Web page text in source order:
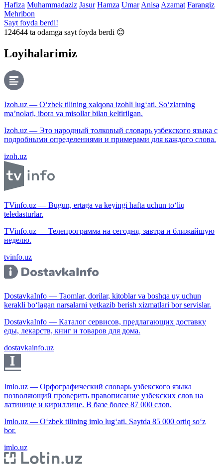
Hafiza Muhammadaziz Jasur Hamza UmarAnisaAzamat Farangiz
Mehribon
Sayt foyda berdi!
124644 ta odamga sayt foyda berdi 😊
Loyihalarimiz
Izoh.uz — O‘zbek tilining xalqona izohli lug‘ati. So‘zlarning
ma’nolari, ibora va misollar bilan keltirilgan.
Izoh.uz — Это народный толковый словарь узбекского языка с
подробными определениями и примерами для каждого слова.
izoh.uz
TVinfo.uz — Bugun, ertaga va keyingi hafta uchun to‘liq
teledasturlar.
TVinfo.uz — Телепрограмма на сегодня, завтра и ближайшую
неделю.
tvinfo.uz
DostavkaInfo — Taomlar, dorilar, kitoblar va boshqa uy uchun
kerakli bo‘lagan narsalarni yetkazib berish xizmatlari bor servislar.
DostavkaInfo — Каталог сервисов, предлагающих доставку
еды, лекарств, книг и товаров для дома.
dostavkainfo.uz
Imlo.uz — Орфографический словарь узбекского языка
позволяющий проверить правописание узбекских слов на
латинице и кириллице. В базе более 87 000 слов.
Imlo.uz — O‘zbek tilining imlo lug‘ati. Saytda 85 000 ortiq so‘z
bor.
imlo.uz